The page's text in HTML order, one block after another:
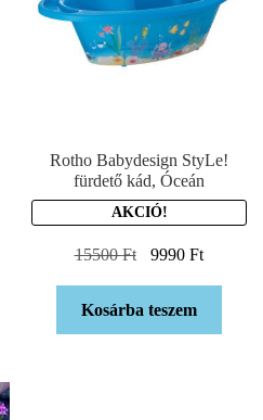
Rotho Babydesign StyLe!
fürdető kád, Óceán
AKCIÓ!
15500Ft 9990Ft
Kosárba teszem